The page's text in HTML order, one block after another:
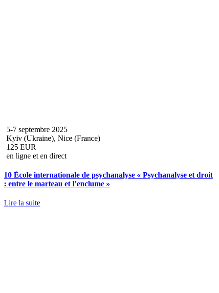
5-7 septembre 2025
Kyiv (Ukraine), Nice (France)
125 EUR
en ligne et en direct
10 École internationale de psychanalyse « Psychanalyse et droit
: entre le marteau et l’enclume »
Lire la suite